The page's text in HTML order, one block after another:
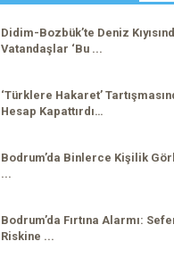
Didim-Bozbük’te Deniz
Vatandaşlar ‘Bu ...
‘Türklere Hakaret’
Hesap Kapattırdı…
Bodrum’da Binlerce Kişilik
...
Bodrum’da Fırtına Alarmı:
Riskine ...